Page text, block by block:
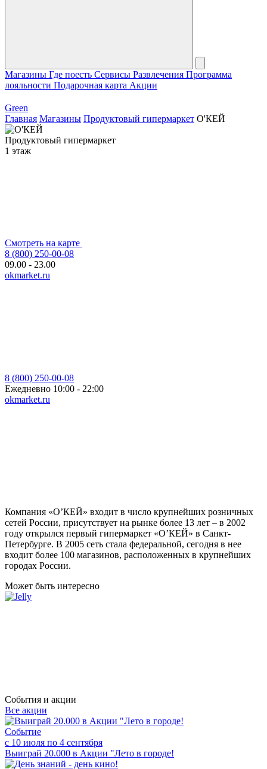
Магазины Где поесть Сервисы Развлечения Программа
лояльности Подарочная карта Акции
Green
Главная Магазины Продуктовый гипермаркет О'КЕЙ
Продуктовый гипермаркет
1 этаж
Смотреть на карте
8 (800) 250-00-08
09.00 - 23.00
okmarket.ru
8 (800) 250-00-08
Ежедневно 10:00 - 22:00
okmarket.ru
Компания «О’КЕЙ» входит в число крупнейших розничных
сетей России, присутствует на рынке более 13 лет – в 2002
году открылся первый гипермаркет «О’КЕЙ» в Санкт-
Петербурге. В 2005 сеть стала федеральной, сегодня в нее
входит более 100 магазинов, расположенных в крупнейших
городах России.
Может быть интересно
События и акции
Все акции
Событие
с 10 июля по 4 сентября
Выиграй 20.000 в Акции "Лето в городе!